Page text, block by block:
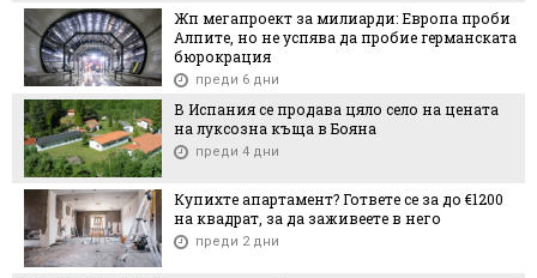
Жп мегапроект за милиарди: Европа проби
Алпите, но не успява да пробие германската
бюрокрация
преди 6 дни
В Испания се продава цяло село на цената
на луксозна къща в Бояна
преди 4 дни
Купихте апартамент? Гответе се за до €1200
на квадрат, за да заживеете в него
преди 2 дни